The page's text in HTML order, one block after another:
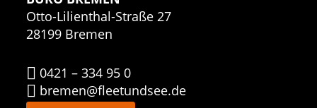
Otto-Lilienthal-Straße 27
28199 Bremen
0421 – 334 95 0
bremen@fleetundsee.de